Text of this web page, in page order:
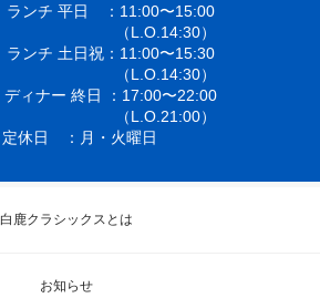
ランチ 平日
11:00〜15:00
（L.O.14:30）
ランチ 土日祝
11:00〜15:30
（L.O.14:30）
ディナー 終日
17:00〜22:00
（L.O.21:00）
定休日
月・火曜日
白鹿クラシックスとは
お知らせ